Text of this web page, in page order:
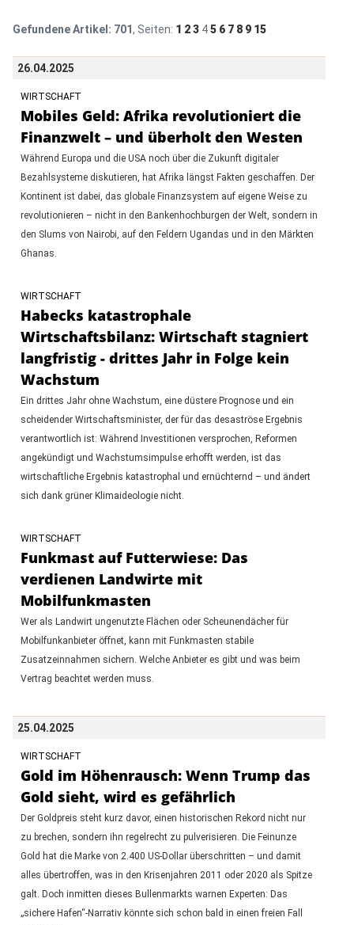
Gefundene Artikel: 701, Seiten: 1 2 3 4 5 6 7 8 9 15
26.04.2025
WIRTSCHAFT
Mobiles Geld: Afrika revolutioniert die
Finanzwelt – und überholt den Westen
Während Europa und die USA noch über die Zukunft digitaler
Bezahlsysteme diskutieren, hat Afrika längst Fakten geschaffen. Der
Kontinent ist dabei, das globale Finanzsystem auf eigene Weise zu
revolutionieren – nicht in den Bankenhochburgen der Welt, sondern in
den Slums von Nairobi, auf den Feldern Ugandas und in den Märkten
Ghanas.
WIRTSCHAFT
Habecks katastrophale
Wirtschaftsbilanz: Wirtschaft stagniert
langfristig - drittes Jahr in Folge kein
Wachstum
Ein drittes Jahr ohne Wachstum, eine düstere Prognose und ein
scheidender Wirtschaftsminister, der für das desaströse Ergebnis
verantwortlich ist: Während Investitionen versprochen, Reformen
angekündigt und Wachstumsimpulse erhofft werden, ist das
wirtschaftliche Ergebnis katastrophal und ernüchternd – und ändert
sich dank grüner Klimaideologie nicht.
WIRTSCHAFT
Funkmast auf Futterwiese: Das
verdienen Landwirte mit
Mobilfunkmasten
Wer als Landwirt ungenutzte Flächen oder Scheunendächer für
Mobilfunkanbieter öffnet, kann mit Funkmasten stabile
Zusatzeinnahmen sichern. Welche Anbieter es gibt und was beim
Vertrag beachtet werden muss.
25.04.2025
WIRTSCHAFT
Gold im Höhenrausch: Wenn Trump das
Gold sieht, wird es gefährlich
Der Goldpreis steht kurz davor, einen historischen Rekord nicht nur
zu brechen, sondern ihn regelrecht zu pulverisieren. Die Feinunze
Gold hat die Marke von 2.400 US-Dollar überschritten – und damit
alles übertroffen, was in den Krisenjahren 2011 oder 2020 als Spitze
galt. Doch inmitten dieses Bullenmarkts warnen Experten: Das
„sichere Hafen“-Narrativ könnte sich schon bald in einen freien Fall